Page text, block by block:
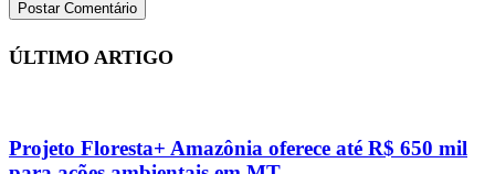
ÚLTIMO ARTIGO
Projeto Floresta+ Amazônia oferece até R$ 650 mil